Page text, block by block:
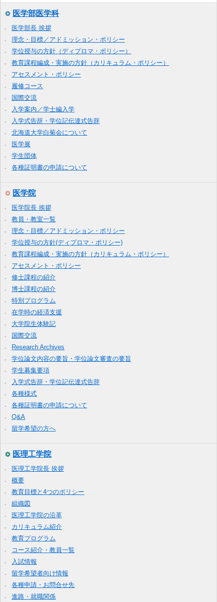
医学部医学科
医学部長 挨拶
理念・目標／アドミッション・ポリシー
学位授与の方針（ディプロマ・ポリシー）
教育課程編成・実施の方針（カリキュラム・ポリシー）
アセスメント・ポリシー
履修コース
国際交流
入学案内／学士編入学
入学式告辞・学位記伝達式告辞
北海道大学白菊会について
医学展
学生団体
各種証明書の申請について
医学院
医学院長 挨拶
教員・教室一覧
理念・目標／アドミッション・ポリシー
学位授与の方針(ディプロマ・ポリシー)
教育課程編成・実施の方針（カリキュラム・ポリシー）
アセスメント・ポリシー
修士課程の紹介
博士課程の紹介
特別プログラム
在学時の経済支援
大学院生体験記
国際交流
Research Archives
学位論文内容の要旨・学位論文審査の要旨
学生募集要項
入学式告辞・学位記伝達式告辞
各種様式
各種証明書の申請について
Q&A
留学希望の方へ
医理工学院
医理工学院長 挨拶
概要
教育目標と4つのポリシー
組織図
医理工学院の沿革
カリキュラム紹介
教育プログラム
コース紹介・教員一覧
入試情報
留学希望者向け情報
各種申請・お問合せ先
進路・就職関係